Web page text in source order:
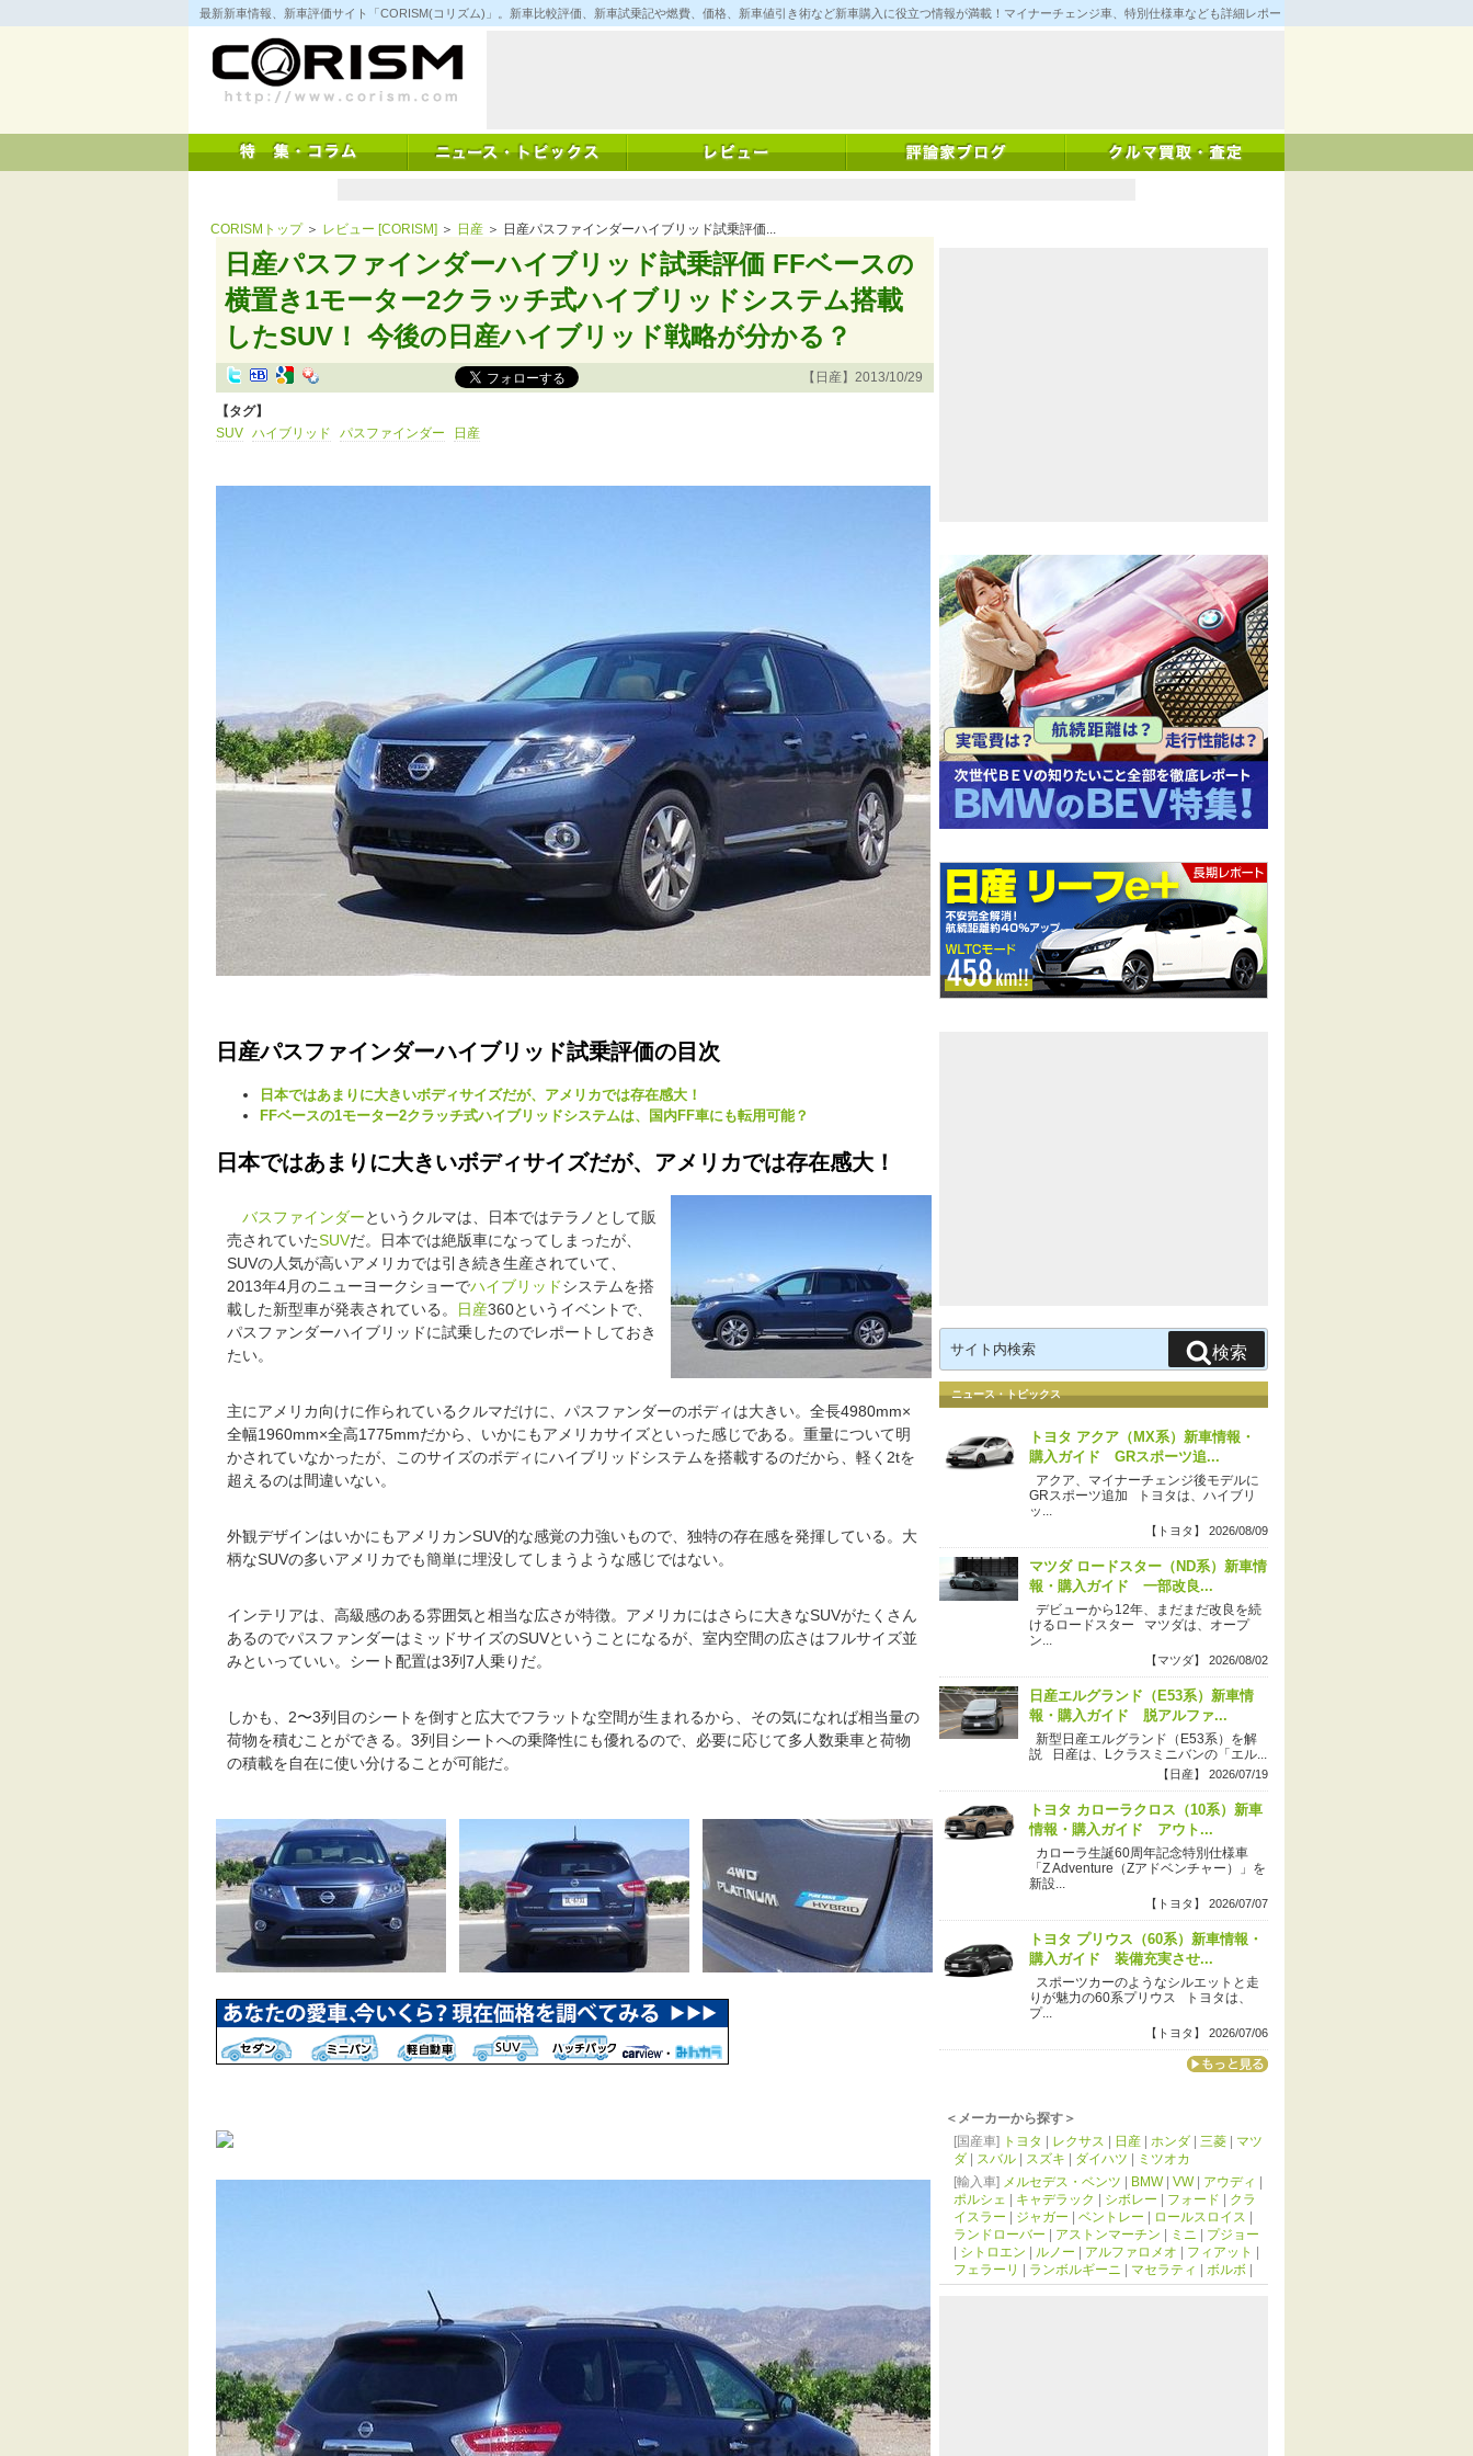
コ
ン
キ
ッ
最新新車情報、新車評価サイト「CORISM(コリズム)」。新車比較評価、新車試乗記や燃費、価格、新車値引き術など新車購入に役立つ情報が満載！マイナーチェンジ車、特別仕様車なども詳細レポート！
CORISMトップ＞ レビュー [CORISM] ＞ 日産 ＞ 日産パスファインダーハイブリッド試乗評価...
日産パスファインダーハイブリッド試乗評価 FFベースの
横置き1モーター2クラッチ式ハイブリッドシステム搭載
したSUV！ 今後の日産ハイブリッド戦略が分かる？
【日産】2013/10/29
【タグ】
SUV ハイブリッド パスファインダー 日産
日産パスファインダーハイブリッド試乗評価の目次
日本ではあまりに大きいボディサイズだが、アメリカでは存在感大！
FFベースの1モーター2クラッチ式ハイブリッドシステムは、国内FF車にも転用可能？
日本ではあまりに大きいボディサイズだが、アメリカでは存在感大！
バスファインダーというクルマは、日本ではテラノとして販
売されていたSUVだ。日本では絶版車になってしまったが、
SUVの人気が高いアメリカでは引き続き生産されていて、
2013年4月のニューヨークショーでハイブリッドシステムを搭
載した新型車が発表されている。
日産360というイベントで、
パスファンダーハイブリッドに試乗したのでレポートしておき
たい。
主にアメリカ向けに作られているクルマだけに、パスファンダーのボディは大きい。全長4980mm×
全幅1960mm×全高1775mmだから、いかにもアメリカサイズといった感じである。重量について明
かされていなかったが、このサイズのボディにハイブリッドシステムを搭載するのだから、軽く2tを
超えるのは間違いない。
外観デザインはいかにもアメリカンSUV的な感覚の力強いもので、独特の存在感を発揮している。大
柄なSUVの多いアメリカでも簡単に埋没してしまうような感じではない。
インテリアは、高級感のある雰囲気と相当な広さが特徴。アメリカにはさらに大きなSUVがたくさん
あるのでパスファンダーはミッドサイズのSUVということになるが、室内空間の広さはフルサイズ並
みといっていい。シート配置は3列7人乗りだ。
しかも、2〜3列目のシートを倒すと広大でフラットな空間が生まれるから、その気になれば相当量の
荷物を積むことができる。3列目シートへの乗降性にも優れるので、必要に応じて多人数乗車と荷物
の積載を自在に使い分けることが可能だ。
索:
検索
ニュース・トピックス
トヨタ アクア（MX系）新車情報・
購入ガイド GRスポーツ追...
アクア、マイナーチェンジ後モデルに
GRスポーツ追加 トヨタは、ハイブリ
ッ...
【トヨタ】 2026/08/09
マツダ ロードスター（ND系）新車情
報・購入ガイド 一部改良...
デビューから12年、まだまだ改良を続
けるロードスター マツダは、オープ
ン...
【マツダ】 2026/08/02
日産エルグランド（E53系）新車情
報・購入ガイド 脱アルファ...
新型日産エルグランド（E53系）を解
説 日産は、Lクラスミニバンの「エル...
【日産】 2026/07/19
トヨタ カローラクロス（10系）新車
情報・購入ガイド アウト...
カローラ生誕60周年記念特別仕様車
「Z Adventure（Zアドベンチャー）」を
新設...
【トヨタ】 2026/07/07
トヨタ プリウス（60系）新車情報・
購入ガイド 装備充実させ...
スポーツカーのようなシルエットと走
りが魅力の60系プリウス トヨタは、
プ...
【トヨタ】 2026/07/06
＜メーカーから探す＞
[国産車] トヨタ レクサス 日産 ホンダ 三菱
マツ
ダ
スバル スズキ ダイハツ
ミツオカ
[輸入車] メルセデス・ベンツ BMW| VW| アウディ
ポルシェ
キャデラック シボレー フォード
クラ
イスラー
ジャガー ベントレー ロールスロイス
ランドローバー
アストンマーチン ミニ
プジョー
シトロエン ルノー アルファロメオ フィアット
フェラーリ
ランボルギーニ マセラティ ボルボ